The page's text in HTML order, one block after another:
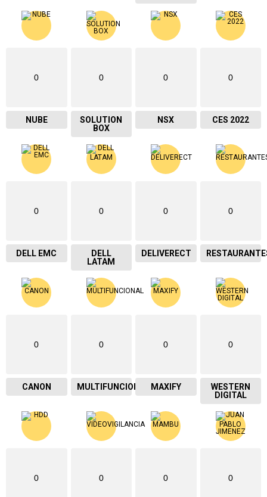
0
NUBE
0
SOLUTION
BOX
0
NSX
0
CES 2022
0
DELL EMC
0
DELL
LATAM
0
DELIVERECT
0
0
CANON
0
MULTIFUNCIONAL
0
MAXIFY
0
WESTERN
DIGITAL
0 0 0 0